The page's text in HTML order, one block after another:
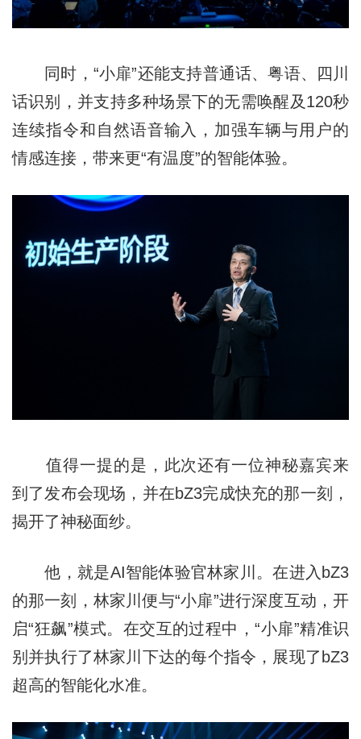
同时，“小扉”还能支持普通话、粤语、四川
话识别，并支持多种场景下的无需唤醒及120秒
连续指令和自然语音输入，加强车辆与用户的
情感连接，带来更“有温度”的智能体验。
值得一提的是，此次还有一位神秘嘉宾来
到了发布会现场，并在bZ3完成快充的那一刻，
揭开了神秘面纱。
他，就是AI智能体验官林家川。在进入bZ3
的那一刻，林家川便与“小扉”进行深度互动，开
启“狂飙”模式。在交互的过程中，“小扉”精准识
别并执行了林家川下达的每个指令，展现了bZ3
超高的智能化水准。